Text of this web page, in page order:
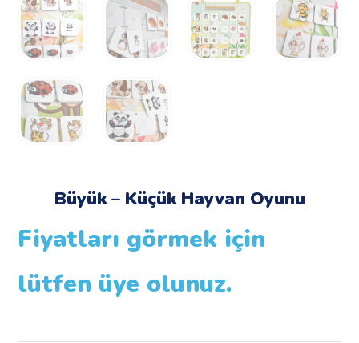
Büyük – Küçük Hayvan Oyunu
Fiyatları görmek için
lütfen üye olunuz.